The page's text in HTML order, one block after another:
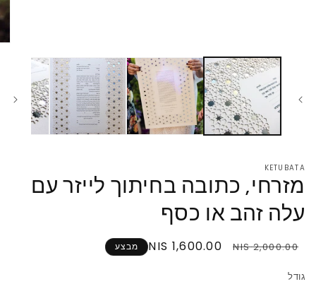
KETUBATA
מזרחי, כתובה בחיתוך לייזר עם
עלה זהב או כסף
מחיר
2,000.00 NIS
מחיר
1,600.00 NIS מבצע
גודל